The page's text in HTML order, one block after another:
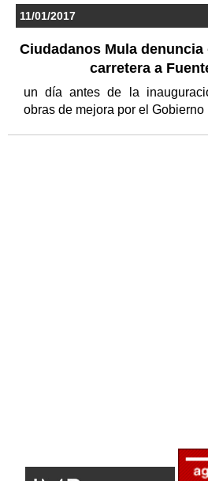
11/01/2017
Ciudadanos Mula
carretera a
un día antes de la
obras de mejora por el Gobierno